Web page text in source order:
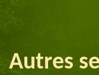
Autres